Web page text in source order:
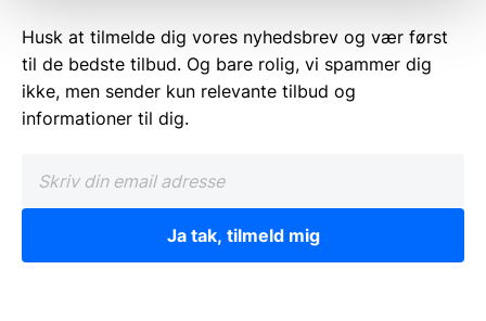
Husk at tilmelde dig vores nyhedsbrev og vær først
til de bedste tilbud. Og bare rolig, vi spammer dig
ikke, men sender kun relevante tilbud og
informationer til dig.
Ja tak, tilmeld mig